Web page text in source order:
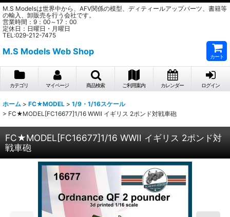
M.S Modelsは世界中から、AFV関係の模型、ディティールアップパーツ、書籍等
の輸入、卸販売を行う会社です。
営業時間：9：00～17：00
定休日：日曜日・月曜日
TEL:029-212-7475
M.S Models Web Shop
カート
カテゴリ マイページ 商品検索 ご利用案内 カレンダー ログイン
ホーム > FC★MODEL > 1/9・1/16スケール
> FC★MODEL[FC16677]1/16 WWII イギリス 2ポンド対戦車砲
FC★MODEL[FC16677]1/16 WWII イギリス 2ポンド対
戦車砲